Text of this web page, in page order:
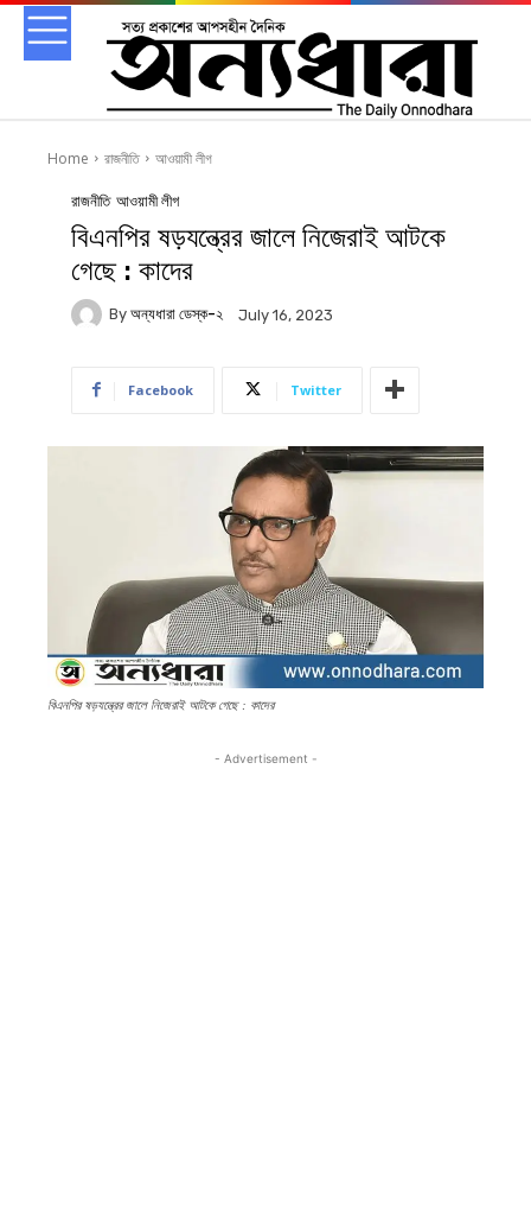
Home রাজনীতি আওয়ামী লীগ
রাজনীতি আওয়ামী লীগ
বিএনপির ষড়যন্ত্রের জালে নিজেরাই আটকে
গেছে : কাদের
By অন্যধারা ডেস্ক-২ July 16, 2023
Facebook Twitter
বিএনপির ষড়যন্ত্রের জালে নিজেরাই আটকে গেছে : কাদের
- Advertisement -